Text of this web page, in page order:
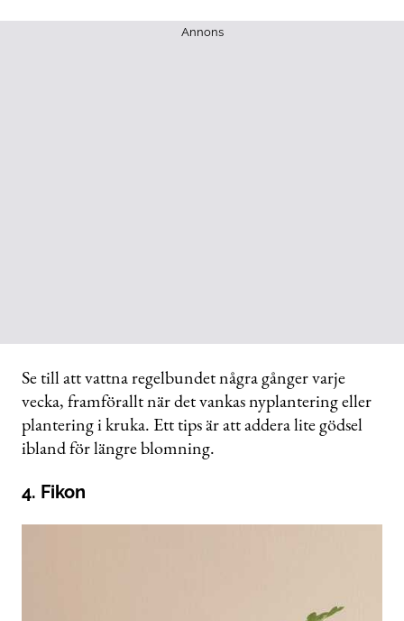
Annons
Se till att vattna regelbundet några gånger varje
vecka, framförallt när det vankas nyplantering eller
plantering i kruka. Ett tips är att addera lite gödsel
ibland för längre blomning.
4. Fikon